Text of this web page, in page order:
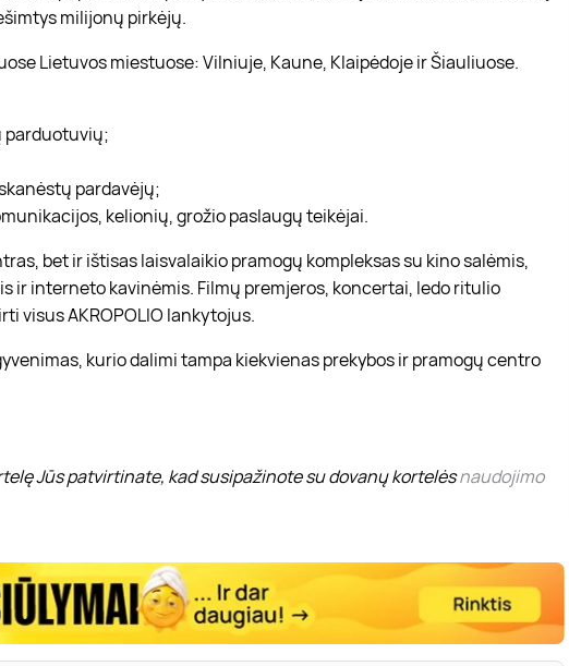
milijonų pirkėjų.
Lietuvos miestuose: Vilniuje, Kaune, Klaipėdoje ir Šiauliuose.
parduotuvių;
pardavėjų;
kelionių, grožio paslaugų teikėjai.
bet ir ištisas laisvalaikio pramogų kompleksas su kino salėmis,
ir interneto kavinėmis. Filmų premjeros, koncertai, ledo ritulio
visus AKROPOLIO lankytojus.
kurio dalimi tampa kiekvienas prekybos ir pramogų centro
Jūs patvirtinate, kad susipažinote su dovanų kortelėsnaudojimo